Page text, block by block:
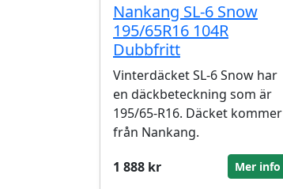
Nankang SL-6 Snow
195/65R16 104R
Dubbfritt
Vinterdäcket SL-6 Snow har
en däckbeteckning som är
195/65-R16. Däcket kommer
från Nankang.
1 888 kr
Mer info